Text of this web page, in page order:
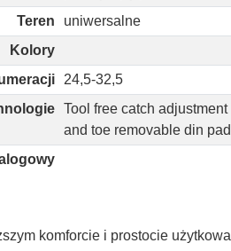
Teren
uniwersalne
Kolory
24,5-32,5
Tool free catch
and toe removable din
komforcie i prostocie